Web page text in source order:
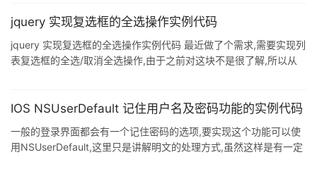
致,那可能就过于勉强了,下面就一段对复选框进行美化的代码实例,希
<html> <head> <meta charse
jquery 实现复选框的全选操作实例代码
jquery 实现复选框的全选操作实例代码 最近做了个需求,需要实现列
表复选框的全选/取消全选操作,由于之前对这块不是很了解,所以从
赐教. 首先是html部分的代码,这里有一个表格,表格里面有一些选项:
IOS NSUserDefault 记住用户名及密码功能的实例代码
一般的登录界面都会有一个记住密码的选项,要实现这个功能可以使
用NSUserDefault,这里只是讲解明文的处理方式,虽然这样是有一定